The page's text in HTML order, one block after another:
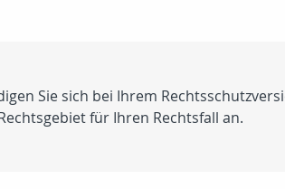
Sie sich bei Ihrem
für Ihren Rechtsfall an.